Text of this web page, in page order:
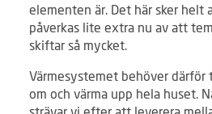
elementen är. Det här sker helt
påverkas lite extra nu av att
skiftar så mycket.
Värmesystemet behöver
om och värma upp hela huset.
strävar vi efter att leverera